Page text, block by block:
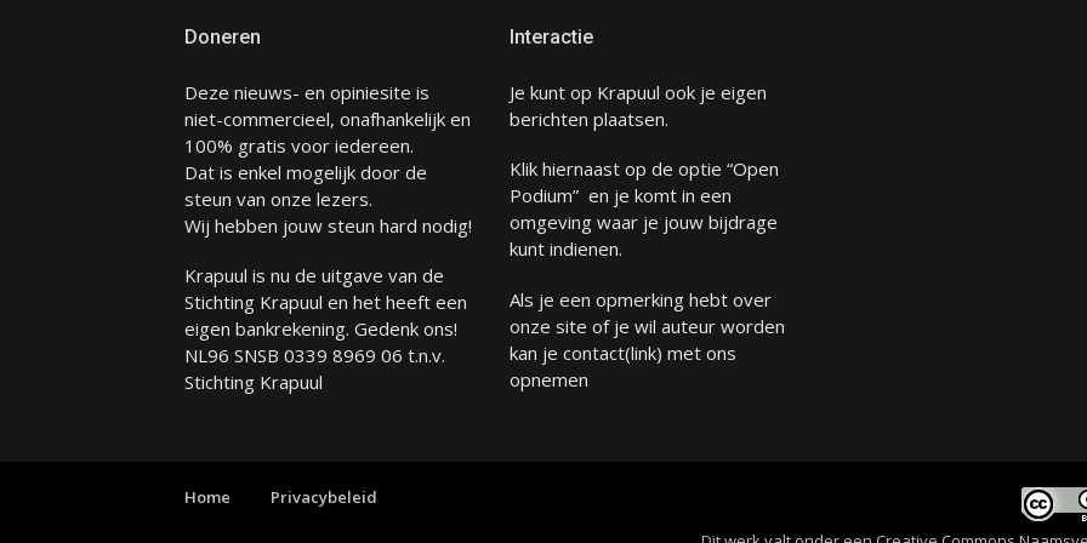
Doneren
Deze nieuws- en opiniesite is
niet-commercieel, onafhankelijk en
100% gratis voor iedereen.
Dat is enkel mogelijk door de
steun van onze lezers.
Wij hebben jouw steun hard nodig!
Krapuul is nu de uitgave van de
Stichting Krapuul en het heeft een
eigen bankrekening. Gedenk ons!
NL96 SNSB 0339 8969 06 t.n.v.
Stichting Krapuul
Interactie
Je kunt op Krapuul ook je eigen
berichten plaatsen.
Klik hiernaast op de optie “Open
Podium” en je komt in een
omgeving waar je jouw bijdrage
kunt indienen.
Als je een opmerking hebt over
onze site of je wil auteur worden
kan je contact(link) met ons
opnemen
Home
Privacybeleid